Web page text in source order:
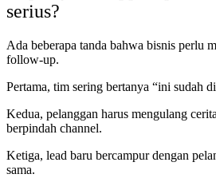
serius?
Ada beberapa tanda bahwa bisnis perlu
follow-up.
Pertama, tim sering bertanya “ini sudah
Kedua, pelanggan harus mengulang
berpindah channel.
Ketiga, lead baru bercampur dengan
sama.